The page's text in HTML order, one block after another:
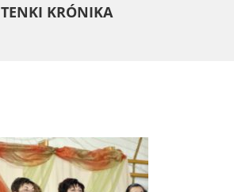
TENKI KRÓNIKA